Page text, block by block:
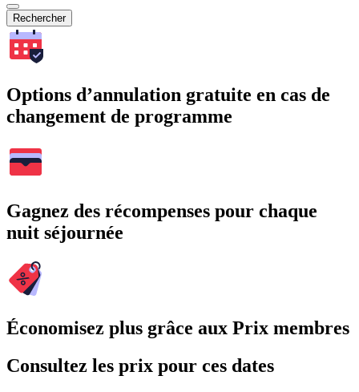
Rechercher
Options d’annulation gratuite en cas de
changement de programme
Gagnez des récompenses pour chaque
nuit séjournée
Économisez plus grâce aux Prix membres
Consultez les prix pour ces dates